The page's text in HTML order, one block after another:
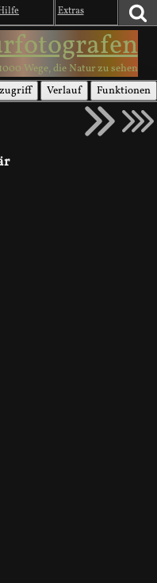
Extras
1000 Wege, die Natur zu sehen
Verlauf Funktionen